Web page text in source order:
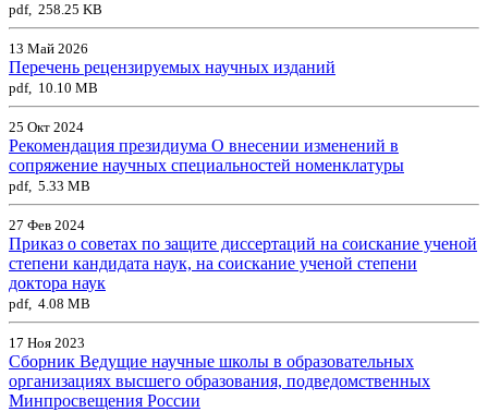
pdf, 258.25 KB
13 Май 2026
Перечень рецензируемых научных изданий
pdf, 10.10 MB
25 Окт 2024
Рекомендация президиума О внесении изменений в
сопряжение научных специальностей номенклатуры
pdf, 5.33 MB
27 Фев 2024
Приказ о советах по защите диссертаций на соискание ученой
степени кандидата наук, на соискание ученой степени
доктора наук
pdf, 4.08 MB
17 Ноя 2023
Сборник Ведущие научные школы в образовательных
организациях высшего образования, подведомственных
Минпросвещения России